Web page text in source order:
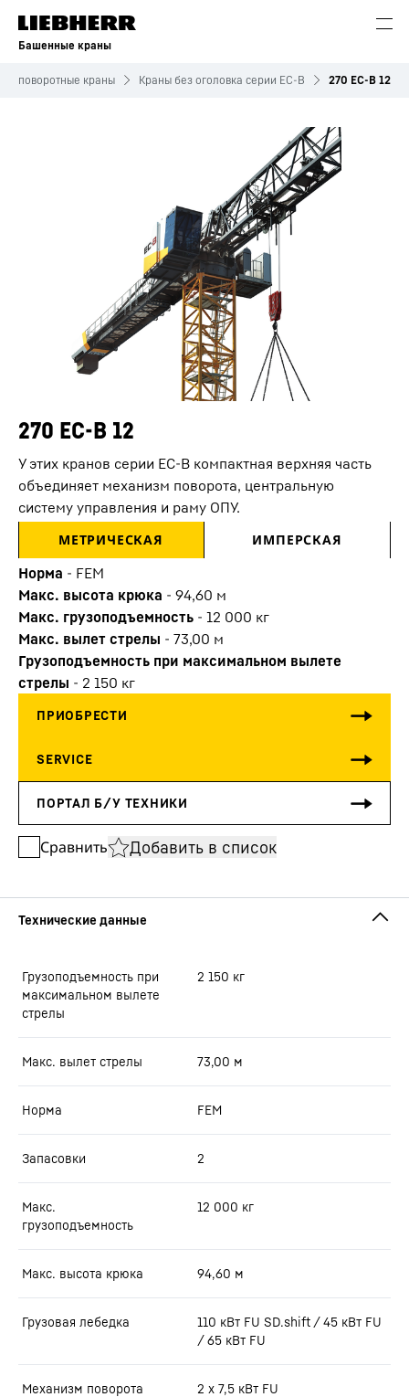
Башенные краны
краны Краны без оголовка серии ЕС-B 270 EC-B 12
270 EC-B 12
У этих кранов серии ЕС-В компактная верхняя часть
объединяет механизм поворота, центральную
систему управления и раму ОПУ.
МЕТРИЧЕСКАЯ ИМПЕРСКАЯ
Норма - FEM
Макс. высота крюка - 94,60 м
Макс. грузоподъемность - 12 000 кг
Макс. вылет стрелы - 73,00 м
Грузоподъемность при максимальном вылете
стрелы - 2 150 кг
Сравнить Добавить в список
Грузоподъемность при
максимальном вылете
стрелы
2 150 кг
Макс. вылет стрелы 73,00 м
Норма FEM
Запасовки 2
Макс.
грузоподъемность
12 000 кг
Макс. высота крюка 94,60 м
Грузовая лебедка
110 кВт FU SD.shift / 45 кВт FU
/ 65 кВт FU
Механизм поворота 2 x 7,5 кВт FU